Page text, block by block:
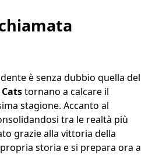
è senza dubbio quella del
tornano a calcare il
stagione. Accanto al
tra le realtà più
grazie alla vittoria della
storia e si prepara ora a